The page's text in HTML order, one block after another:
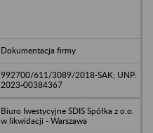
Dokumentacja firmy
992700/611/3089/2018-SAK; UNP:
2023-00384367
Biuro Iwestycyjne SDIS Spółka z o.o.
w likwidacji - Warszawa